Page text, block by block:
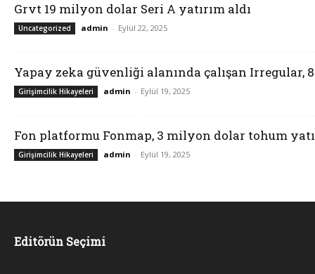
Grvt 19 milyon dolar Seri A yatırım aldı
Uncategorized admin - Eylül 22, 2025
Yapay zeka güvenliği alanında çalışan Irregular,
Girişimcilik Hikayeleri admin - Eylül 19, 2025
Fon platformu Fonmap, 3 milyon dolar tohum
Girişimcilik Hikayeleri admin - Eylül 19, 2025
Editörün Seçimi